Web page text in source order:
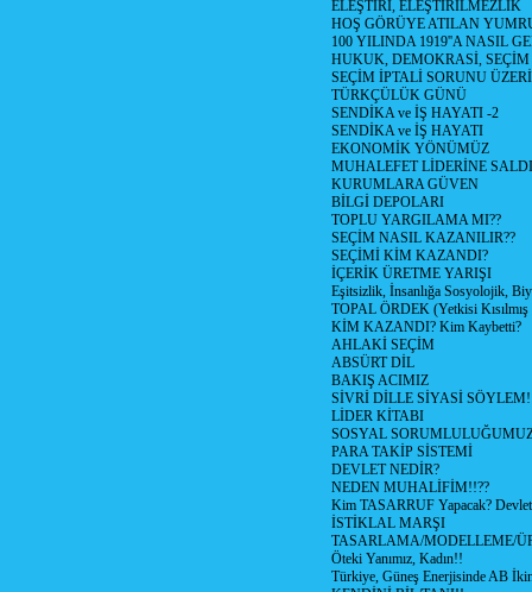
ELEŞTİRİ, ELEŞTİRİLMEZLİK
HOŞ GÖRÜYE ATILAN
100 YILINDA 1919''A NASIL
HUKUK, DEMOKRASİ, SEÇİM
SEÇİM İPTALİ SORUNU
TÜRKÇÜLÜK GÜNÜ
SENDİKA ve İŞ HAYATI -2
SENDİKA ve İŞ HAYATI
EKONOMİK YÖNÜMÜZ
MUHALEFET LİDERİNE
KURUMLARA GÜVEN
BİLGİ DEPOLARI
TOPLU YARGILAMA MI??
SEÇİM NASIL KAZANILIR??
SEÇİMİ KİM KAZANDI?
İÇERİK ÜRETME YARIŞI
Eşitsizlik, İnsanlığa Sosyolojik,
TOPAL ÖRDEK (Yetkisi
KİM KAZANDI? Kim Kaybetti?
AHLAKİ SEÇİM
ABSÜRT DİL
BAKIŞ ACIMIZ
SİVRİ DİLLE SİYASİ
LİDER KİTABI
SOSYAL
PARA TAKİP SİSTEMİ
DEVLET NEDİR?
NEDEN MUHALİFİM!!??
Kim TASARRUF Yapacak? Devlet
İSTİKLAL MARŞI
TASARLAMA/MODELLEME/
Öteki Yanımız, Kadın!!
Türkiye, Güneş Enerjisinde AB